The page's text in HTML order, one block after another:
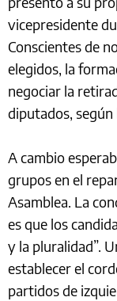
vicepresidente
Conscientes de
elegidos, la
negociar la
diputados, según
A cambio
grupos en el
Asamblea. La
es que los
y la pluralidad”.
establecer el
partidos de